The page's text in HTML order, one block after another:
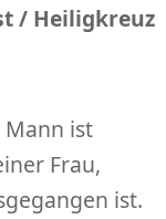
/ Heiligkreuz
ist
Frau,
ist.